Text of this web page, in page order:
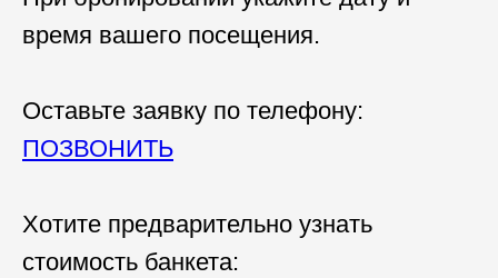
время вашего посещения.
Оставьте заявку по телефону:
ПОЗВОНИТЬ
Хотите предварительно узнать
стоимость банкета: